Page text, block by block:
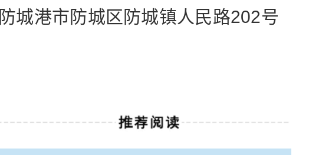
防城港市防城区防城镇人民路202号